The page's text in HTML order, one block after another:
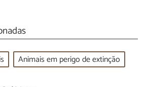
Animais em perigo de extinção